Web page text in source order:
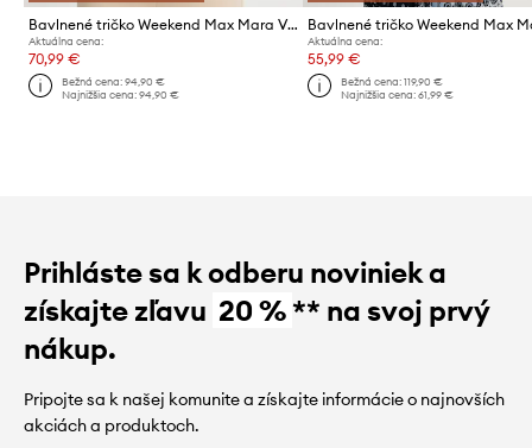
Bavlnené tričko Weekend Max Mara VENACO
Aktuálna cena:
70,99 €
Bežná cena:94,90 €
Najnižšia cena:94,90 €
Aktuálna cena:
55,99 €
Bežná cena: 119,90 €
Najnižšia cena: 61,99 €
Prihláste sa k odberu noviniek a
získajte zľavu 20 %** na svoj prvý
nákup.
Pripojte sa k našej komunite a získajte informácie o najnovších
akciách a produktoch.